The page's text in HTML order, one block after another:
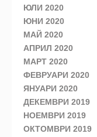
ЮЛИ 2020
ЮНИ 2020
МАЙ 2020
АПРИЛ 2020
МАРТ 2020
ФЕВРУАРИ 2020
ЯНУАРИ 2020
ДЕКЕМВРИ 2019
НОЕМВРИ 2019
ОКТОМВРИ 2019